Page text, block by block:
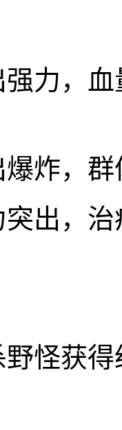
力，
炸，
出，
怪获